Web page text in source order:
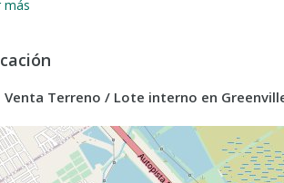
CUALQUIER PRESUPUESTO
no encontró el lote que esta buscando
oferta de lotes de la zona
LOTE INTERNO DE 1153,83
EN ESQUINA, IRREGULAR
Polo & Resort es un nuevo concepto
más
Venta Terreno / Lote interno en